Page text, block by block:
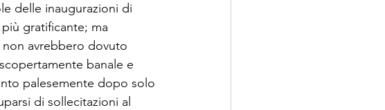
delle inaugurazioni di
gratificante; ma
avrebbero dovuto
banale e
palesemente dopo solo
di sollecitazioni al